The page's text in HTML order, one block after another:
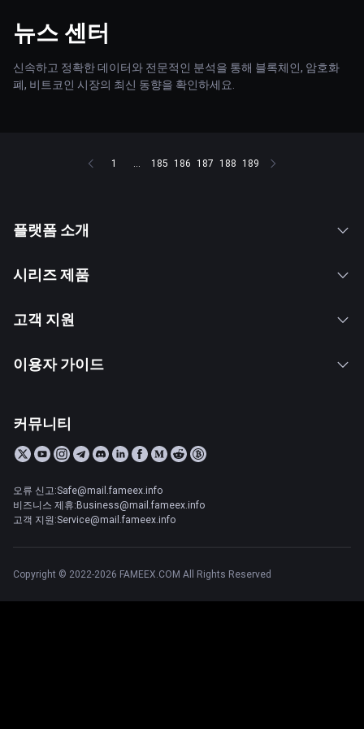
뉴스 센터
신속하고 정확한 데이터와 전문적인 분석을 통해 블록체인, 암호화
폐, 비트코인 시장의 최신 동향을 확인하세요.
1 ... 185 186 187 188 189
플랫폼 소개
시리즈 제품
고객 지원
이용자 가이드
커뮤니티
오류 신고:Safe@mail.fameex.info
비즈니스 제휴:Business@mail.fameex.info
고객 지원:Service@mail.fameex.info
Copyright © 2022-2026 FAMEEX.COM All Rights Reserved